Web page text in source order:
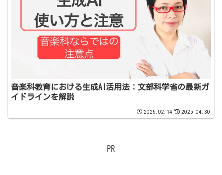
音楽科教育における生成AI活用法：文部科学省の最新ガ
イドラインを解説
2025.02.14 2025.04.30
PR